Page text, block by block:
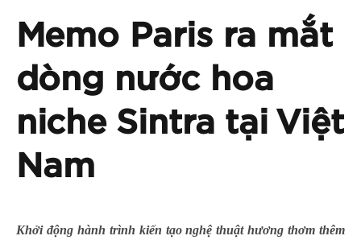
Memo Paris ra mắt
dòng nước hoa
niche Sintra tại Việt
Nam
Khởi động hành trình kiến tạo nghệ thuật hương thơm thêm